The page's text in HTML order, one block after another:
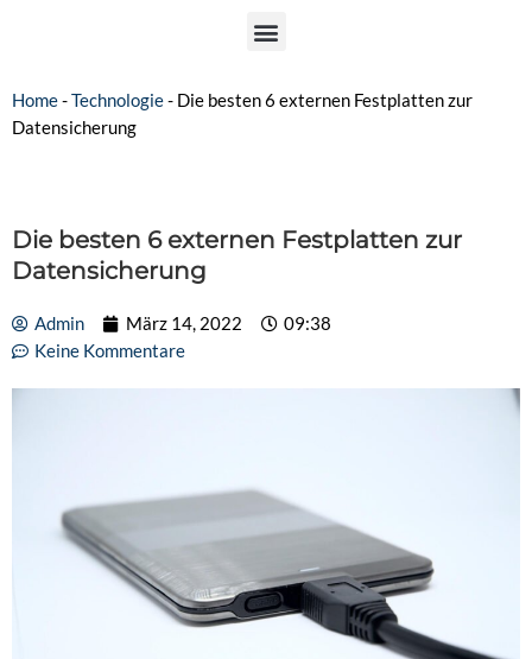
Home-Technologie- Die besten 6 externen Festplatten zur
Datensicherung
Die besten 6 externen Festplatten zur
Datensicherung
Admin März 14, 2022
09:38
Keine Kommentare